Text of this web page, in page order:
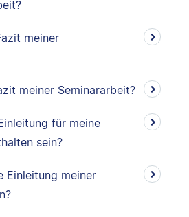
meiner
meiner Seminararbeit?
für meine
sein?
Einleitung meiner